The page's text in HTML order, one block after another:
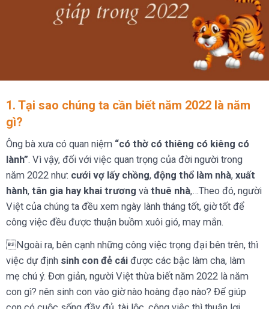
1. Tại sao chúng ta cần biết năm 2022 là năm
gì?
Ông bà xưa có quan niệm “có thờ có thiêng có kiêng có
lành”. Vì vậy, đối với việc quan trọng của đời người trong
năm 2022 như: cưới vợ lấy chồng, động thổ làm nhà, xuất
hành, tân gia hay khai trương và thuê nhà,…Theo đó, người
Việt của chúng ta đều xem ngày lành tháng tốt, giờ tốt để
công việc đều được thuận buồm xuôi gió, may mắn.
Ngoài ra, bên cạnh những công việc trọng đại bên trên, thì
việc dự định sinh con đẻ cái được các bậc làm cha, làm
mẹ chú ý. Đơn giản, người Việt thừa biết năm 2022 là năm
con gì? nên sinh con vào giờ nào hoàng đạo nào? Để giúp